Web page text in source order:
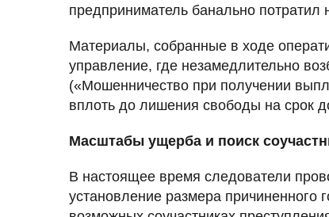
предприниматель банально потратил
Материалы, собранные в ходе
управление, где незамедлительно
(«Мошенничество при получении
вплоть до лишения свободы на срок
Масштабы ущерба и поиск
В настоящее время следователи
установление размера причиненного